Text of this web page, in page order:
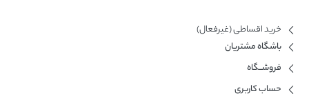
خرید اقساطی (غیرفعال)
باشگاه مشتریان
فروشــگاه
حساب کاربری